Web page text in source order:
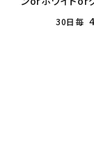
30日毎